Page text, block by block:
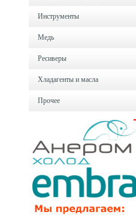
Инструменты
Медь
Ресиверы
Хладагенты и масла
Прочее